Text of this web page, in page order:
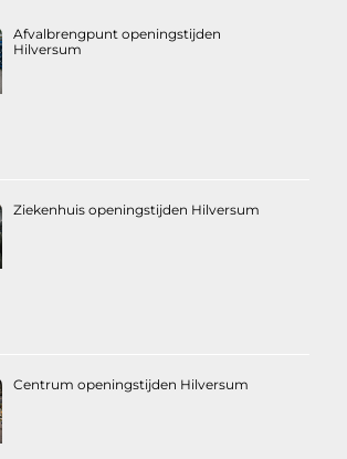
Afvalbrengpunt openingstijden
Hilversum
Ziekenhuis openingstijden Hilversum
Centrum openingstijden Hilversum